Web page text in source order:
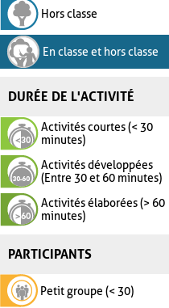
Hors classe
En classe et hors classe
DURÉE DE L'ACTIVITÉ
Activités courtes (< 30
minutes)
Activités développées
(Entre 30 et 60 minutes)
Activités élaborées (> 60
minutes)
PARTICIPANTS
Petit groupe (< 30)